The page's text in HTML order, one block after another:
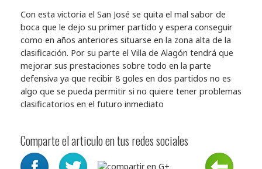
Con esta victoria el San José se quita el mal sabor de
boca que le dejo su primer partido y espera conseguir
como en años anteriores situarse en la zona alta de la
clasificación. Por su parte el Villa de Alagón tendrá que
mejorar sus prestaciones sobre todo en la parte
defensiva ya que recibir 8 goles en dos partidos no es
algo que se pueda permitir si no quiere tener problemas
clasificatorios en el futuro inmediato
Comparte el articulo en tus redes sociales